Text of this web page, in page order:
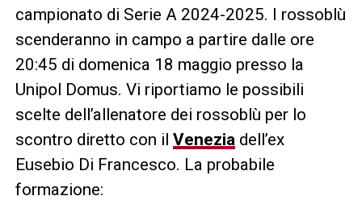
campionato di Serie A 2024-2025. I rossoblù
scenderanno in campo a partire dalle ore
20:45 di domenica 18 maggio presso la
Unipol Domus. Vi riportiamo le possibili
scelte dell’allenatore dei rossoblù per lo
scontro diretto con il Veneziadell’ex
Eusebio Di Francesco. La probabile
formazione: